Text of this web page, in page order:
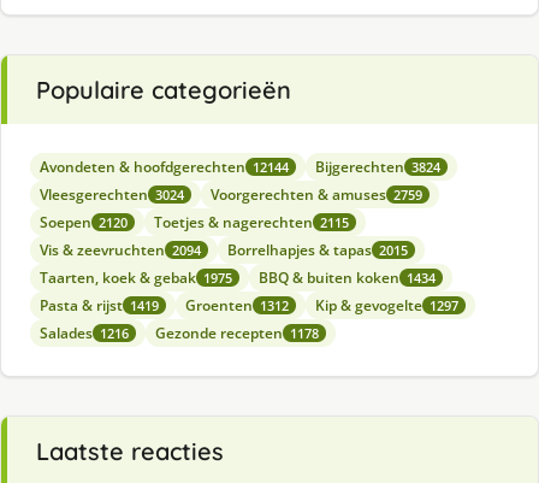
Populaire categorieën
Avondeten & hoofdgerechten 12144 Bijgerechten 3824
Vleesgerechten 3024 Voorgerechten & amuses 2759
Soepen 2120 Toetjes & nagerechten 2115
Vis & zeevruchten 2094 Borrelhapjes & tapas 2015
Taarten, koek & gebak 1975 BBQ & buiten koken 1434
Pasta & rijst 1419 Groenten 1312 Kip & gevogelte 1297
Salades 1216 Gezonde recepten 1178
Laatste reacties